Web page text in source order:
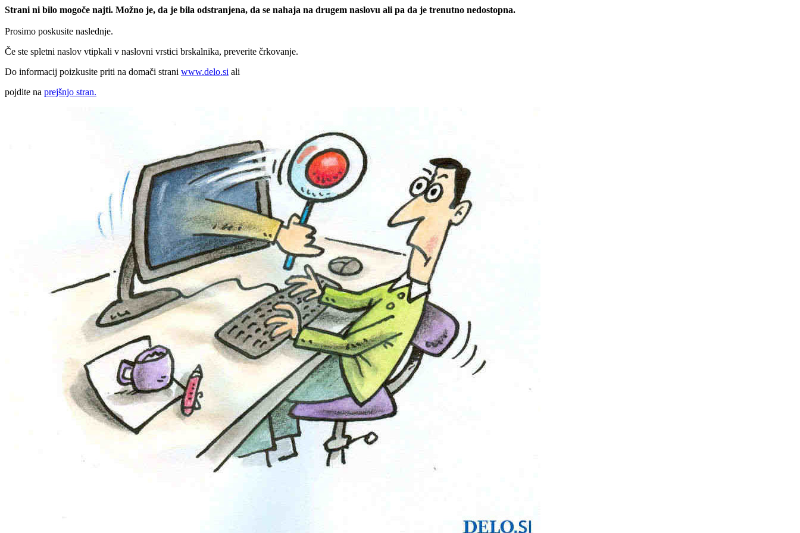
Strani ni bilo mogoče najti. Možno je, da je bila odstranjena, da se nahaja na drugem naslovu ali pa da je trenutno nedostopna.
Prosimo poskusite naslednje.
Če ste spletni naslov vtipkali v naslovni vrstici brskalnika, preverite črkovanje.
Do informacij poizkusite priti na domači strani www.delo.si ali
pojdite na prejšnjo stran.